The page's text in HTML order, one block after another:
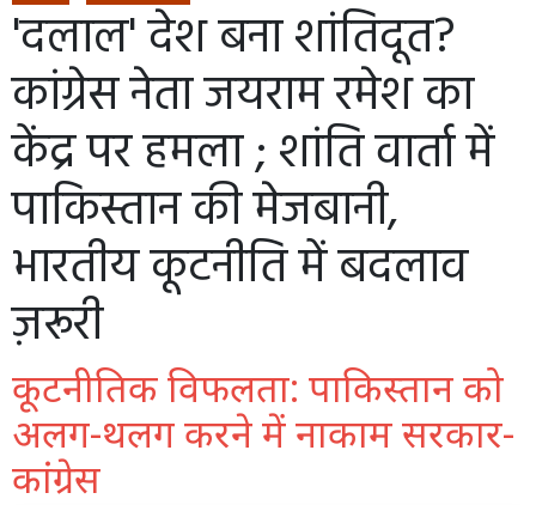
'दलाल' देश बना शांतिदूत?
कांग्रेस नेता जयराम रमेश का
केंद्र पर हमला ; शांति वार्ता में
पाकिस्तान की मेजबानी,
भारतीय कूटनीति में बदलाव
ज़रूरी
कूटनीतिक विफलता: पाकिस्तान को
अलग-थलग करने में नाकाम सरकार-
कांग्रेस